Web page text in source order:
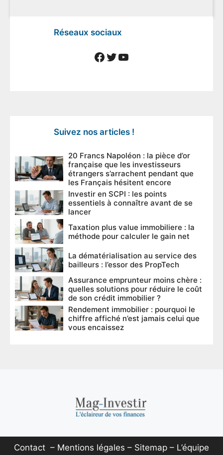
Réseaux sociaux
Facebook
Twitter
YouTube
Suivez nos articles !
20 Francs Napoléon : la pièce d’or
française que les investisseurs
étrangers s’arrachent pendant que
les Français hésitent encore
Investir en SCPI : les points
essentiels à connaître avant de se
lancer
Taxation plus value immobiliere : la
méthode pour calculer le gain net
La dématérialisation au service des
bailleurs : l’essor des PropTech
Assurance emprunteur moins chère :
quelles solutions pour réduire le coût
de son crédit immobilier ?
Rendement immobilier : pourquoi le
chiffre affiché n’est jamais celui que
vous encaissez
Contact – Mentions légales – Sitemap – L’équipe